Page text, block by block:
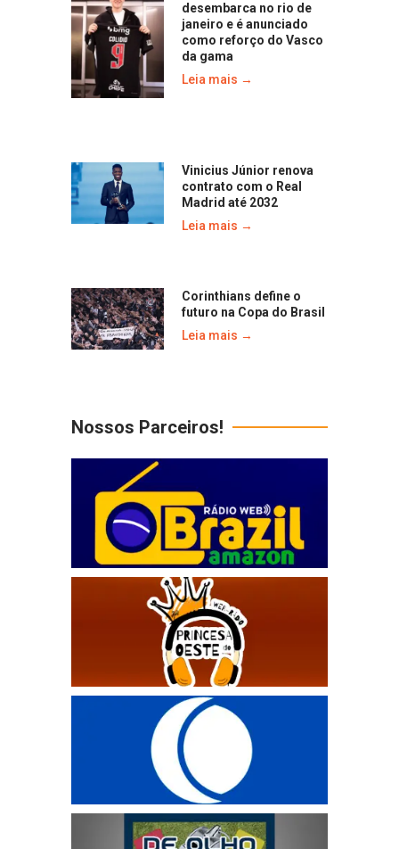
desembarca no rio de
janeiro e é anunciado
como reforço do Vasco
da gama
Leia mais →
Vinicius Júnior renova
contrato com o Real
Madrid até 2032
Leia mais →
Corinthians define o
futuro na Copa do Brasil
Leia mais →
Nossos Parceiros!